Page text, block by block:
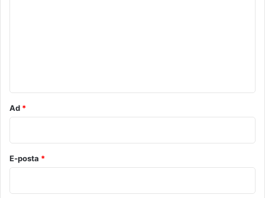
Ad *
E-posta *